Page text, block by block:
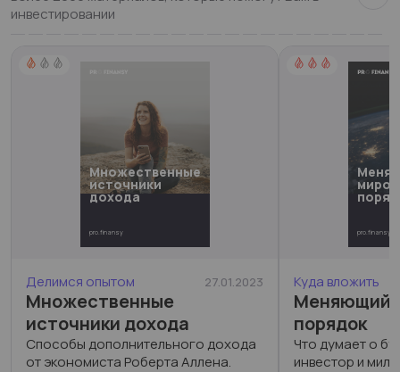
инвестировании
Множественные
источники
дохода
pro.finansy
Делимся опытом 27.01.2023
Множественные
источники дохода
Способы дополнительного дохода
от экономиста Роберта Аллена.
pro.finansy
Куда вложить
порядок
Что думает о
инвестор и